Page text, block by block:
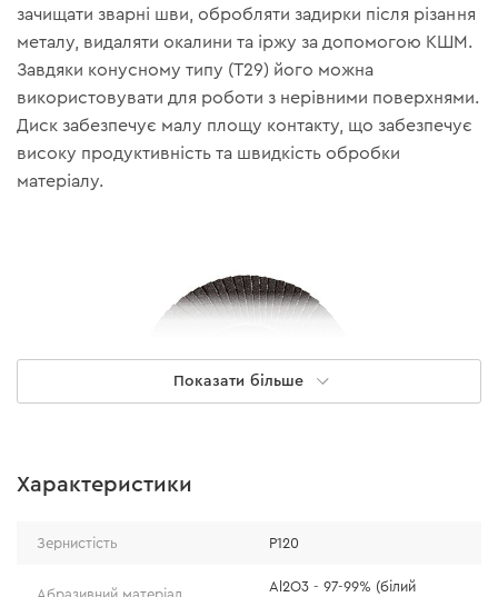
зачищати зварні шви, обробляти задирки після різання
металу, видаляти окалини та іржу за допомогою КШМ.
Завдяки конусному типу (Т29) його можна
використовувати для роботи з нерівними поверхнями.
Диск забезпечує малу площу контакту, що забезпечує
високу продуктивність та швидкість обробки
матеріалу.
Показати більше
Характеристики
Зернистість Р120
Al2O3 - 97-99% (білий